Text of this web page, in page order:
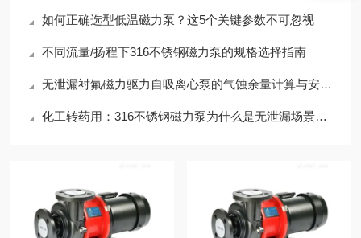
如何正确选型低温磁力泵？这5个关键参数不可忽视
不同流量/扬程下316不锈钢磁力泵的规格选择指南
无泄漏衬氟磁力驱力自吸离心泵的气蚀余量计算与安装高度限制
化工转药用：316不锈钢磁力泵为什么是无泄漏场景的标配？